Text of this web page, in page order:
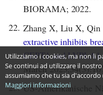
BIORAMA; 2022.
22. Zhang X, Liu X,
extractive inhibits
CEPT1 and LYPLA1.
March
23. US-Amerikanische
Utilizziamo i cookies, ma non li
Se continui ad utilizzare il
assumiamo che tu sia d'accordo
Maggiori informazioni